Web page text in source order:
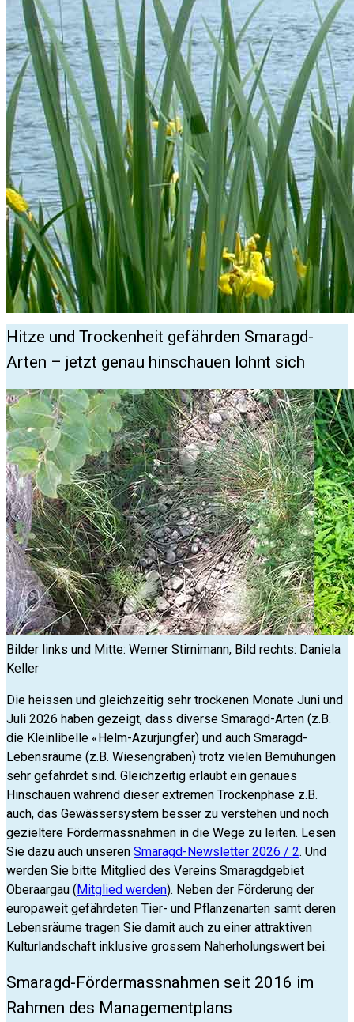
Hitze und Trockenheit gefährden Smaragd-
Arten – jetzt genau hinschauen lohnt sich
Bilder links und Mitte: Werner Stirnimann, Bild rechts: Daniela
Keller
Die heissen und gleichzeitig sehr trockenen Monate Juni und
Juli 2026 haben gezeigt, dass diverse Smaragd-Arten (z.B.
die Kleinlibelle «Helm-Azurjungfer) und auch Smaragd-
Lebensräume (z.B. Wiesengräben) trotz vielen Bemühungen
sehr gefährdet sind. Gleichzeitig erlaubt ein genaues
Hinschauen während dieser extremen Trockenphase z.B.
auch, das Gewässersystem besser zu verstehen und noch
gezieltere Fördermassnahmen in die Wege zu leiten. Lesen
Sie dazu auch unseren Smaragd-Newsletter 2026 / 2. Und
werden Sie bitte Mitglied des Vereins Smaragdgebiet
Oberaargau (Mitglied werden). Neben der Förderung der
europaweit gefährdeten Tier- und Pflanzenarten samt deren
Lebensräume tragen Sie damit auch zu einer attraktiven
Kulturlandschaft inklusive grossem Naherholungswert bei.
Smaragd-Fördermassnahmen seit 2016 im
Rahmen des Managementplans